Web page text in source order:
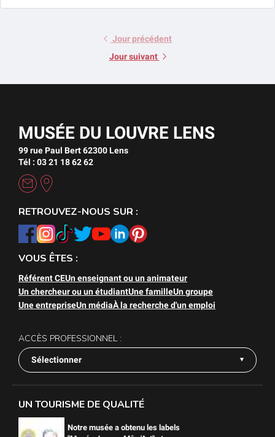
Jour précédent
Jour suivant
MUSÉE DU LOUVRE LENS
99 rue Paul Bert 62300 Lens
Tél : 03 21 18 62 62
RETROUVEZ-NOUS SUR :
VOUS ÊTES :
Référent CEUn enseignant ou un animateur
Un chercheur ou un étudiantUne familleUn groupe
Une entrepriseUn médiaÀ la recherche d'un emploi
ACCÈS PROFESSIONNEL :
Sélectionner
UN TOURISME DE QUALITÉ
Notre musée a obtenu les labels